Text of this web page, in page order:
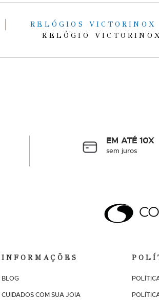
RELÓGIOS VICTORINOX
RELÓGIO
EM ATÉ 10X
sem juros
INFORMAÇÕES
BLOG
CUIDADOS COM SUA JOIA